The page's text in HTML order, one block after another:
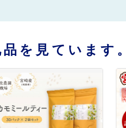
を見ています。